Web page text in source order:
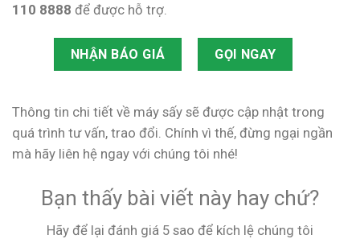
110 8888 để được hỗ trợ.
NHẬN BÁO GIÁ GỌI NGAY
Thông tin chi tiết về máy sấy sẽ được cập nhật trong
quá trình tư vấn, trao đổi. Chính vì thế, đừng ngại ngần
mà hãy liên hệ ngay với chúng tôi nhé!
Bạn thấy bài viết này hay chứ?
Hãy để lại đánh giá 5 sao để kích lệ chúng tôi